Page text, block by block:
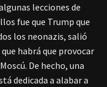
lecciones de
fue que Trump que
los neonazis, salió
habrá que provocar
De hecho, una
dedicada a alabar a